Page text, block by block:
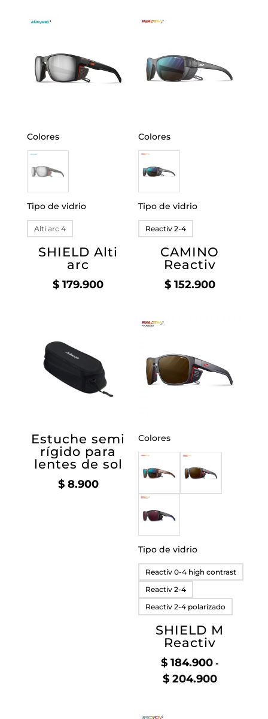
Colores
Tipo de vidrio
Alti arc 4
SHIELD Alti
arc
$ 179.900
Colores
Tipo de vidrio
Reactiv 2-4
CAMINO
Reactiv
$152.900
Estuche semi
rígido para
lentes de sol
$8.900
Colores
Tipo de vidrio
Reactiv 0-4 high contrast
Reactiv 2-4
Reactiv 2-4 polarizado
SHIELD M
Reactiv
$ 184.900 -
$204.900Rango